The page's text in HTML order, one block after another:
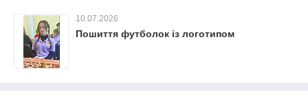
10.07.2026
Пошиття футболок із логотипом